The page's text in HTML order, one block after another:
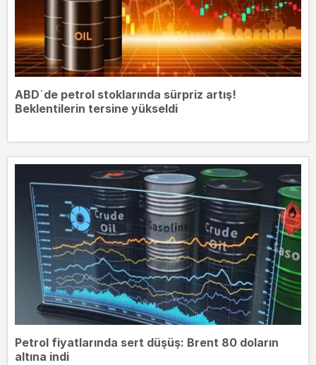
ABD`de petrol stoklarında sürpriz artış!
Beklentilerin tersine yükseldi
Petrol fiyatlarında sert düşüş: Brent 80 doların
altına indi